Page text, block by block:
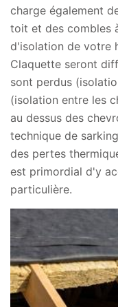
charge également
toit et des combles
d'isolation de votre
Claquette seront
sont perdus
(isolation entre les
au dessus des
technique de
des pertes
est primordial d'y
particulière.